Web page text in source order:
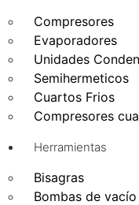
Compresores
Evaporadores
Unidades
Semihermeticos
Cuartos Frios
Compresores
Herramientas
Bisagras
Bombas de vacío